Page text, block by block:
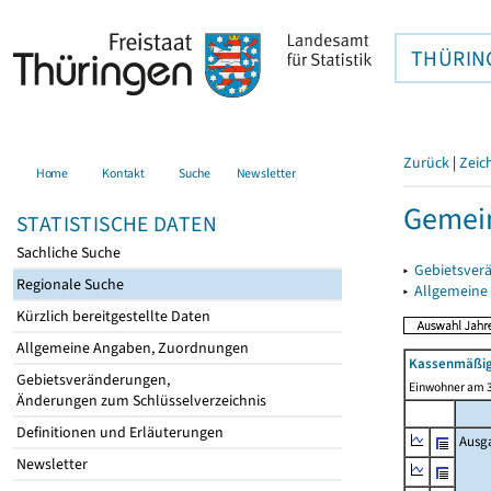
Home Kontakt Suche Newsletter
STATISTISCHE DATEN
Sachliche Suche
Regionale Suche
Kürzlich bereitgestellte Daten
Allgemeine Angaben, Zuordnungen
Gebietsveränderungen,
Änderungen zum Schlüsselverzeichnis
Definitionen und Erläuterungen
Newsletter
Zurück |
▸
▸
Einwohner am